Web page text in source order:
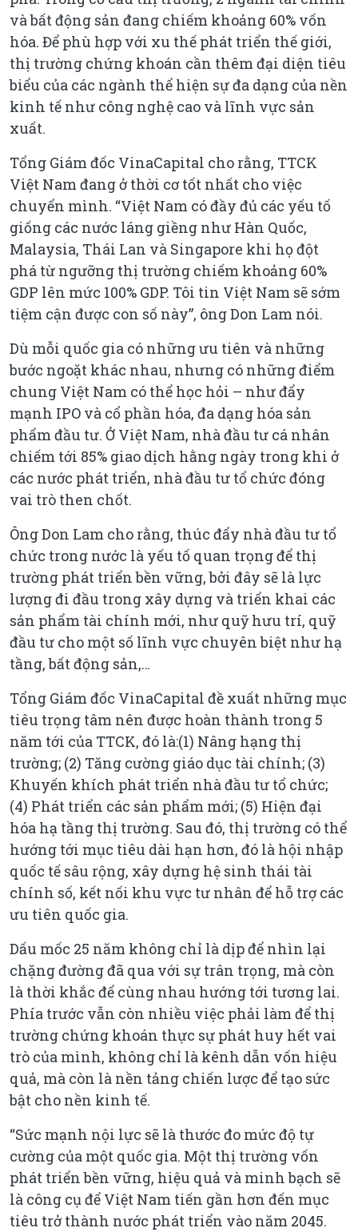
và bất động sản đang chiếm khoảng 60% vốn
hóa. Để phù hợp với xu thế phát triển thế giới,
thị trường chứng khoán cần thêm đại diện tiêu
biểu của các ngành thể hiện sự đa dạng của nền
kinh tế như công nghệ cao và lĩnh vực sản
xuất.
Tổng Giám đốc VinaCapital cho rằng, TTCK
Việt Nam đang ở thời cơ tốt nhất cho việc
chuyển mình. “Việt Nam có đầy đủ các yếu tố
giống các nước láng giềng như Hàn Quốc,
Malaysia, Thái Lan và Singapore khi họ đột
phá từ ngưỡng thị trường chiếm khoảng 60%
GDP lên mức 100% GDP. Tôi tin Việt Nam sẽ sớm
tiệm cận được con số này”, ông Don Lam nói.
Dù mỗi quốc gia có những ưu tiên và những
bước ngoặt khác nhau, nhưng có những điểm
chung Việt Nam có thể học hỏi – như đẩy
mạnh IPO và cổ phần hóa, đa dạng hóa sản
phẩm đầu tư. Ở Việt Nam, nhà đầu tư cá nhân
chiếm tới 85% giao dịch hằng ngày trong khi ở
các nước phát triển, nhà đầu tư tổ chức đóng
vai trò then chốt.
Ông Don Lam cho rằng, thúc đẩy nhà đầu tư tổ
chức trong nước là yếu tố quan trọng để thị
trường phát triển bền vững, bởi đây sẽ là lực
lượng đi đầu trong xây dựng và triển khai các
sản phẩm tài chính mới, như quỹ hưu trí, quỹ
đầu tư cho một số lĩnh vực chuyên biệt như hạ
tầng, bất động sản,…
Tổng Giám đốc VinaCapital đề xuất những mục
tiêu trọng tâm nên được hoàn thành trong 5
năm tới của TTCK, đó là:(1) Nâng hạng thị
trường; (2) Tăng cường giáo dục tài chính; (3)
Khuyến khích phát triển nhà đầu tư tổ chức;
(4) Phát triển các sản phẩm mới; (5) Hiện đại
hóa hạ tầng thị trường. Sau đó, thị trường có thể
hướng tới mục tiêu dài hạn hơn, đó là hội nhập
quốc tế sâu rộng, xây dựng hệ sinh thái tài
chính số, kết nối khu vực tư nhân để hỗ trợ các
ưu tiên quốc gia.
Dấu mốc 25 năm không chỉ là dịp để nhìn lại
chặng đường đã qua với sự trân trọng, mà còn
là thời khắc để cùng nhau hướng tới tương lai.
Phía trước vẫn còn nhiều việc phải làm để thị
trường chứng khoán thực sự phát huy hết vai
trò của mình, không chỉ là kênh dẫn vốn hiệu
quả, mà còn là nền tảng chiến lược để tạo sức
bật cho nền kinh tế.
“Sức mạnh nội lực sẽ là thước đo mức độ tự
cường của một quốc gia. Một thị trường vốn
phát triển bền vững, hiệu quả và minh bạch sẽ
là công cụ để Việt Nam tiến gần hơn đến mục
tiêu trở thành nước phát triển vào năm 2045.